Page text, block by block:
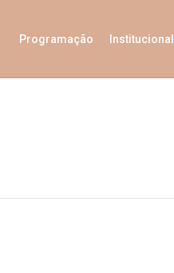
Programação Institucional